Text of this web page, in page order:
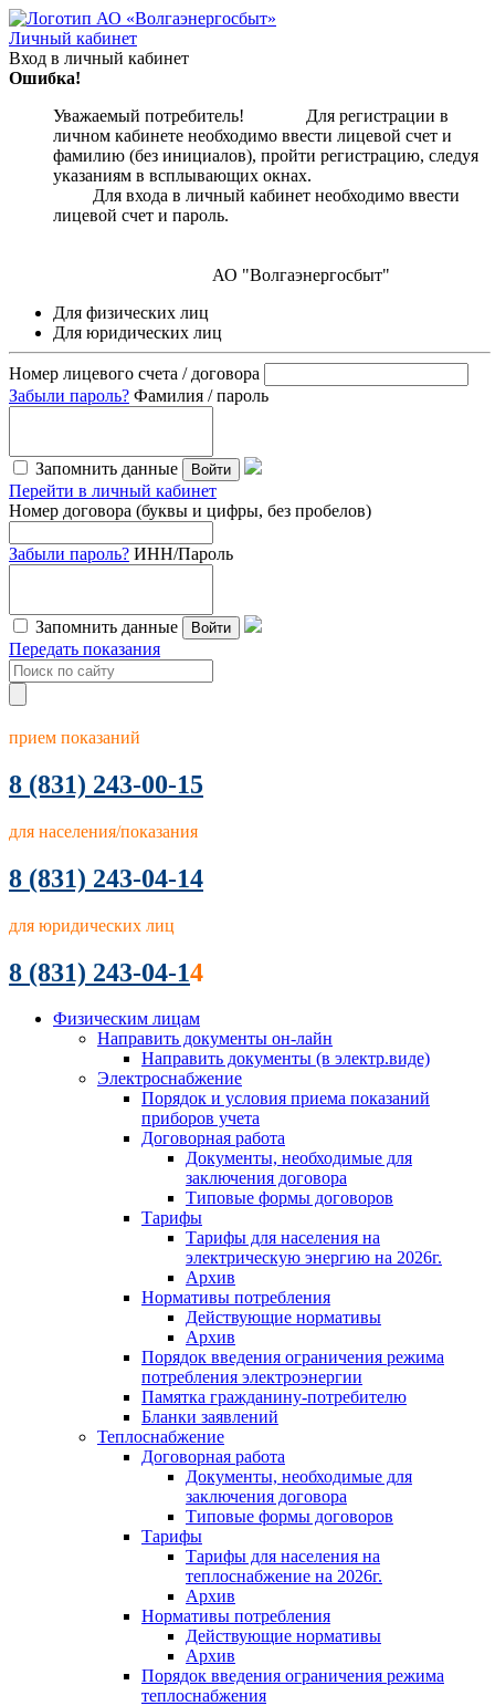
Личный кабинет
Вход в личный кабинет
Ошибка!
Уважаемый потребитель! Для регистрации в
личном кабинете необходимо ввести лицевой счет и
фамилию (без инициалов), пройти регистрацию, следуя
указаниям в всплывающих окнах.
Для входа в личный кабинет необходимо ввести
лицевой счет и пароль.
АО "Волгаэнергосбыт"
Для физических лиц
Для юридических лиц
Номер лицевого счета / договора
Забыли пароль? Фамилия / пароль
Запомнить данные Войти
Перейти в личный кабинет
Номер договора (буквы и цифры, без пробелов)
Забыли пароль? ИНН/Пароль
Запомнить данные Войти
Передать показания
прием показаний
8 (831) 243-00-15
для населения/показания
8 (831) 243-04-14
для юридических лиц
8 (831) 243-04-14
Физическим лицам
Направить документы он-лайн
Направить документы (в электр.виде)
Электроснабжение
Порядок и условия приема показаний
приборов учета
Договорная работа
Документы, необходимые для
заключения договора
Типовые формы договоров
Тарифы
Тарифы для населения на
электрическую энергию на 2026г.
Архив
Нормативы потребления
Действующие нормативы
Архив
Порядок введения ограничения режима
потребления электроэнергии
Памятка гражданину-потребителю
Бланки заявлений
Теплоснабжение
Договорная работа
Документы, необходимые для
заключения договора
Типовые формы договоров
Тарифы
Тарифы для населения на
теплоснабжение на 2026г.
Архив
Нормативы потребления
Действующие нормативы
Архив
Порядок введения ограничения режима
теплоснабжения